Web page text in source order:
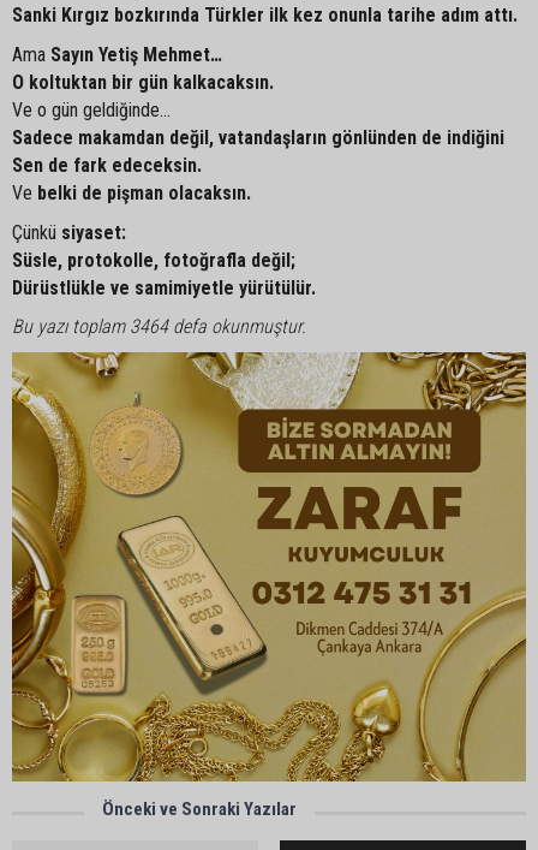
Sanki Kırgız bozkırında Türkler ilk kez onunla tarihe adım attı.
Ama Sayın Yetiş Mehmet…
O koltuktan bir gün kalkacaksın.
Ve o gün geldiğinde...
Sadece makamdan değil, vatandaşların gönlünden de indiğini
Sen de fark edeceksin.
Ve belki de pişman olacaksın.
Çünkü siyaset:
Süsle, protokolle, fotoğrafla değil;
Dürüstlükle ve samimiyetle yürütülür.
Bu yazı toplam 3464 defa okunmuştur.
Önceki ve Sonraki Yazılar